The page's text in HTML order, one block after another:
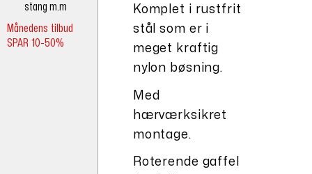
stang m.m
Månedens tilbud
SPAR 10-50%
Komplet i rustfrit
stål som er i
meget kraftig
nylon bøsning.
Med
hærværksikret
montage.
Roterende gaffel